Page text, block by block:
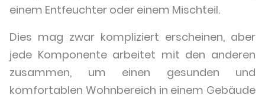
einem Entfeuchter oder einem Mischteil.
Dies mag zwar kompliziert erscheinen, aber
jede Komponente arbeitet mit den anderen
zusammen, um einen gesunden und
komfortablen Wohnbereich in einem Gebäude